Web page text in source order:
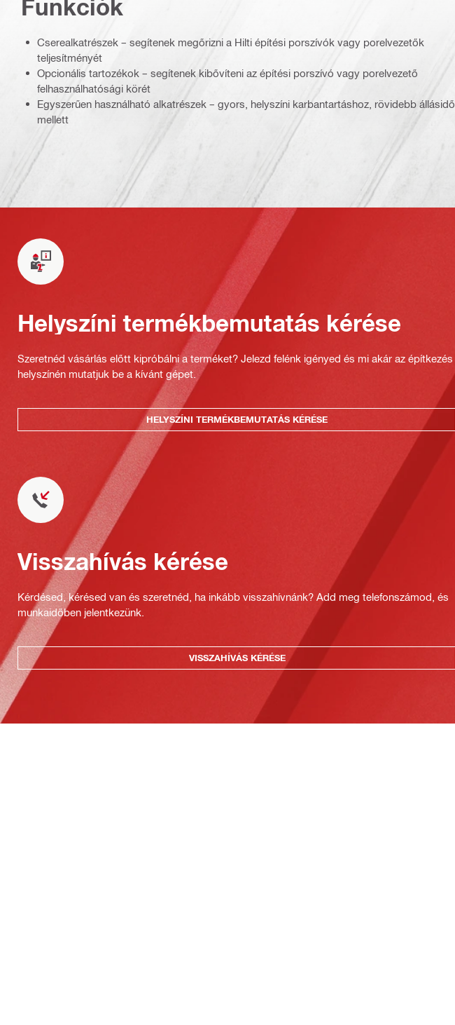
Funkciók
Cserealkatrészek – segítenek megőrizni a Hilti építési porszívók vagy porelvezetők
teljesítményét
Opcionális tartozékok – segítenek kibővíteni az építési porszívó vagy porelvezető
felhasználhatósági körét
Egyszerűen használható alkatrészek – gyors, helyszíni karbantartáshoz, rövidebb állásidő
mellett
Helyszíni termékbemutatás kérése
Szeretnéd vásárlás előtt kipróbálni a terméket? Jelezd felénk igényed és mi akár az építkezés
helyszínén mutatjuk be a kívánt gépet.
HELYSZÍNI TERMÉKBEMUTATÁS KÉRÉSE
Visszahívás kérése
Kérdésed, kérésed van és szeretnéd, ha inkább visszahívnánk? Add meg telefonszámod, és
munkaidőben jelentkezünk.
VISSZAHÍVÁS KÉRÉSE